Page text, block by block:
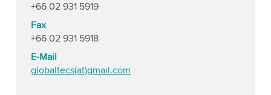
+66 02 931 5919
Fax
+66 02 931 5918
E-Mail
globaltecs(at)gmail.com